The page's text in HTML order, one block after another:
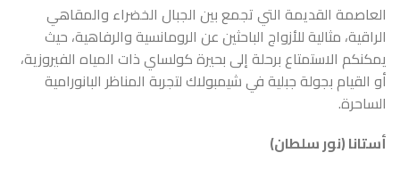
العاصمة القديمة التي تجمع بين الجبال الخضراء والمقاهي
الراقية، مثالية للأزواج الباحثين عن الرومانسية والرفاهية، حيث
يمكنكم الاستمتاع برحلة إلى بحيرة كولساي ذات المياه الفيروزية،
أو القيام بجولة جبلية في شيمبولاك لتجربة المناظر البانورامية
الساحرة.
أستانا (نور سلطان)